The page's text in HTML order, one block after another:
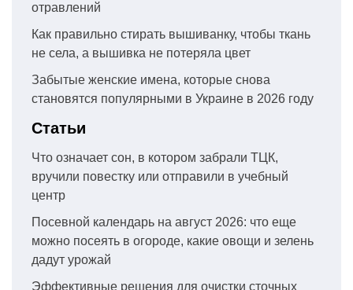
отравлений
Как правильно стирать вышиванку, чтобы ткань
не села, а вышивка не потеряла цвет
Забытые женские имена, которые снова
становятся популярными в Украине в 2026 году
Статьи
Что означает сон, в котором забрали ТЦК,
вручили повестку или отправили в учебный
центр
Посевной календарь на август 2026: что еще
можно посеять в огороде, какие овощи и зелень
дадут урожай
Эффективные решения для очистки сточных